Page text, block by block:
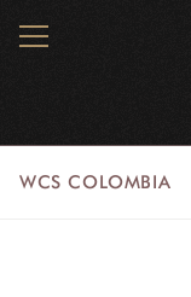
MENU
WCS COLOMBIA